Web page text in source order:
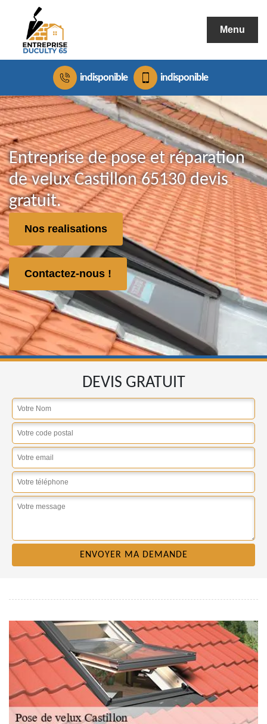
Menu
indisponible indisponible
Entreprise de pose et réparation
de velux Castillon 65130 devis
gratuit.
Nos realisations
Contactez-nous !
DEVIS GRATUIT